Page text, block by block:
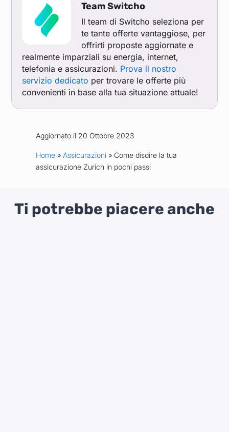
Team Switcho
Il team di Switcho seleziona per
te tante offerte vantaggiose, per
offrirti proposte aggiornate e
realmente imparziali su energia, internet,
telefonia e assicurazioni. Prova il nostro
servizio dedicato per trovare le offerte più
convenienti in base alla tua situazione attuale!
Aggiornato il 20 Ottobre 2023
Home» Assicurazioni» Come disdire la tua
assicurazione Zurich in pochi passi
Ti potrebbe piacere anche